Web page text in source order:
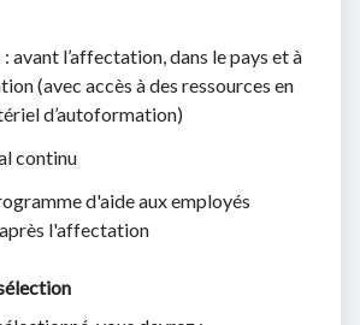
avant l’affectation, dans le pays et à
(avec accès à des ressources en
d’autoformation)
continu
d'aide aux employés
l'affectation